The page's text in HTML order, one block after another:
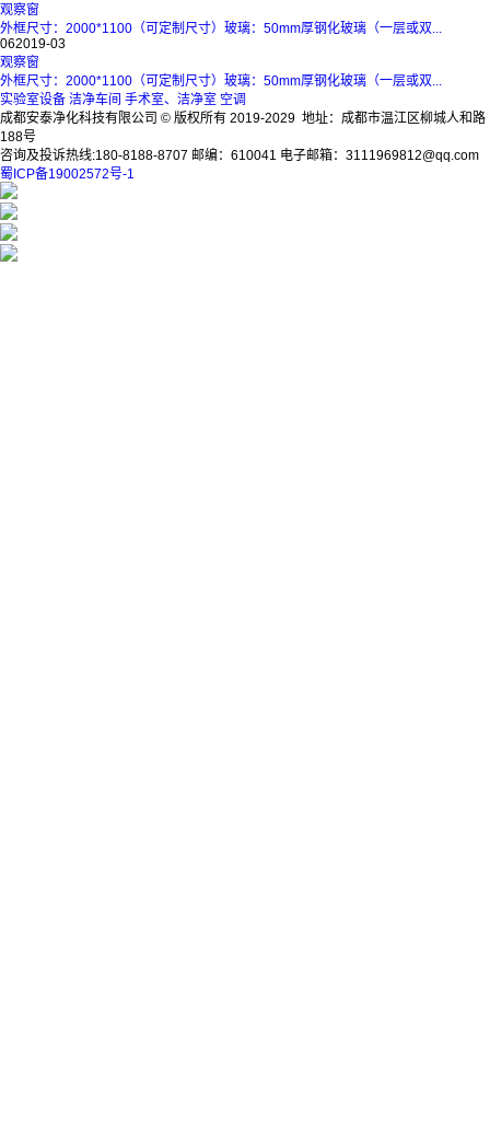
观察窗
外框尺寸：2000*1100（可定制尺寸）玻璃：50mm厚钢化玻璃（一层或双...
062019-03
观察窗
外框尺寸：2000*1100（可定制尺寸）玻璃：50mm厚钢化玻璃（一层或双...
实验室设备 洁净车间 手术室、洁净室 空调
成都安泰净化科技有限公司 © 版权所有 2019-2029 地址：成都市温江区柳城人和路
188号
咨询及投诉热线:180-8188-8707 邮编：610041 电子邮箱：3111969812@qq.com
蜀ICP备19002572号-1